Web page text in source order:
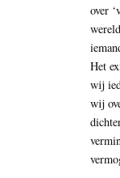
over
Het
wij
wij